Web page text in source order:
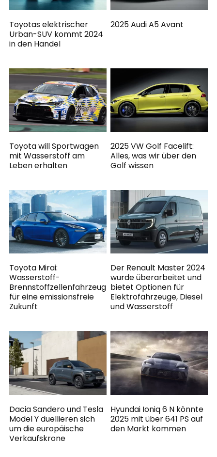
Toyotas elektrischer
Urban-SUV kommt 2024
in den Handel
2025 Audi A5 Avant
Toyota will Sportwagen
mit Wasserstoff am
Leben erhalten
2025 VW Golf Facelift:
Alles, was wir über den
Golf wissen
Toyota Mirai:
Wasserstoff-
Brennstoffzellenfahrzeug
für eine emissionsfreie
Zukunft
Der Renault Master 2024
wurde überarbeitet und
bietet Optionen für
Elektrofahrzeuge, Diesel
und Wasserstoff
Dacia Sandero und Tesla
Model Y duellieren sich
um die europäische
Verkaufskrone
Hyundai Ioniq 6 N könnte
2025 mit über 641 PS auf
den Markt kommen